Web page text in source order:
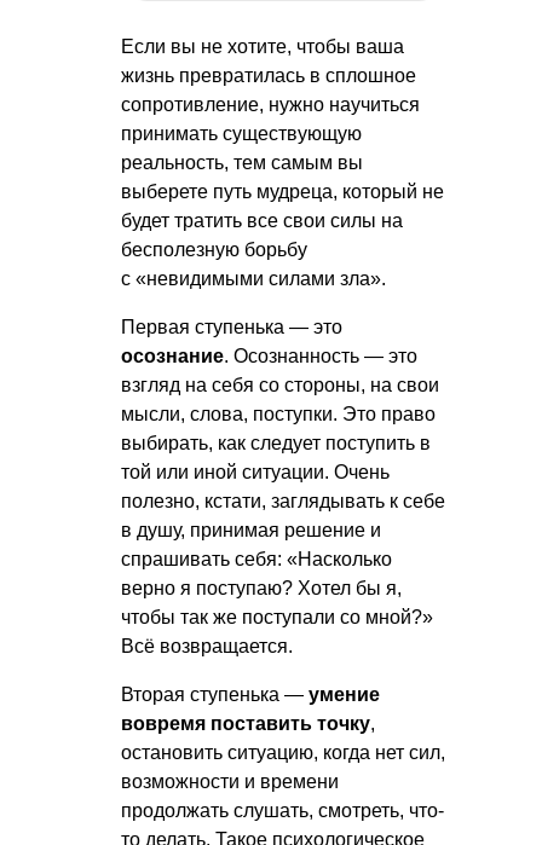
Если вы не хотите, чтобы ваша
жизнь превратилась в сплошное
сопротивление, нужно научиться
принимать существующую
реальность, тем самым вы
выберете путь мудреца, который не
будет тратить все свои силы на
бесполезную борьбу
с «невидимыми силами зла».
Первая ступенька — это
осознание. Осознанность — это
взгляд на себя со стороны, на свои
мысли, слова, поступки. Это право
выбирать, как следует поступить в
той или иной ситуации. Очень
полезно, кстати, заглядывать к себе
в душу, принимая решение и
спрашивать себя: «Насколько
верно я поступаю? Хотел бы я,
чтобы так же поступали со мной?»
Всё возвращается.
Вторая ступенька — умение
вовремя поставить точку,
остановить ситуацию, когда нет сил,
возможности и времени
продолжать слушать, смотреть, что-
то делать. Такое психологическое